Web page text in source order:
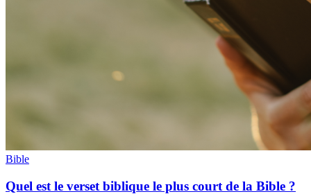
Bible
Quel est le verset biblique le plus court de la Bible ?